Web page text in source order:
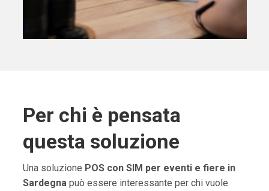
Per chi è pensata
questa soluzione
Una soluzione POS con SIM per eventi e fiere in
Sardegnapuò essere interessante per chi vuole